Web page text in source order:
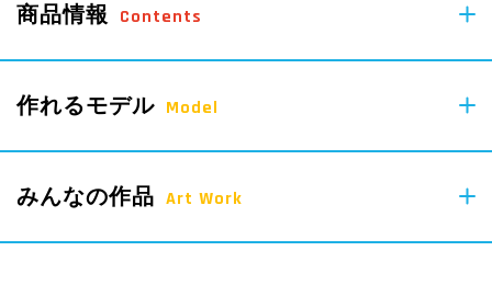
商品情報 Contents
88pcs
作れるモデル Model
みんなの作品 Art Work